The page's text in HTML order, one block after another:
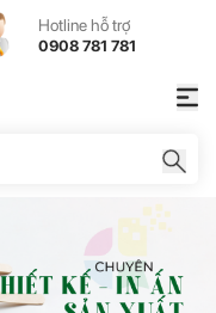
Hotline hỗ trợ
0908 781 781